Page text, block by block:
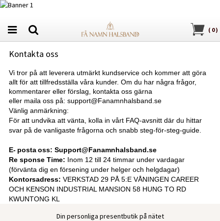
( 0)
Kontakta oss
Vi tror på att leverera utmärkt kundservice och kommer att göra
allt för att tillfredsställa våra kunder. Om du har några frågor,
kommentarer eller förslag, kontakta oss gärna
eller maila oss på: support@Fanamnhalsband.se
Vänlig anmärkning:
För att undvika att vänta, kolla in vårt FAQ-avsnitt där du hittar
svar på de vanligaste frågorna och snabb steg-för-steg-guide.
E- postaoss: Support@Fanamnhalsband.se
Re sponse Time: Inom 12 till 24 timmar under vardagar
(förvänta dig en försening under helger och helgdagar)
Kontorsadress: VERKSTAD 29 PÅ 5:E VÅNINGEN CAREER
OCH KENSON INDUSTRIAL MANSION 58 HUNG TO RD
KWUNTONG KL
Din personliga presentbutik på nätet